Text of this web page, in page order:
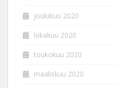
joulukuu 2020
lokakuu 2020
toukokuu 2020
maaliskuu 2020